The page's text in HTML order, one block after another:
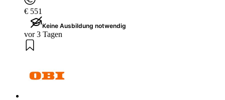
€ 551
Keine Ausbildung notwendig
vor 3 Tagen